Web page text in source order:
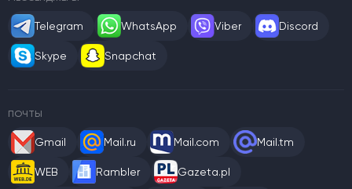
Telegram WhatsApp Viber Discord
Skype Snapchat
ПОЧТЫ
Gmail Mail.ru Mail.com Mail.tm
WEB Rambler Gazeta.pl